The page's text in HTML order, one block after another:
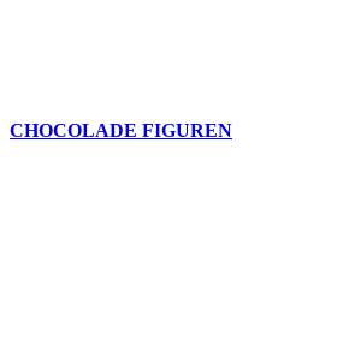
CHOCOLADE FIGUREN